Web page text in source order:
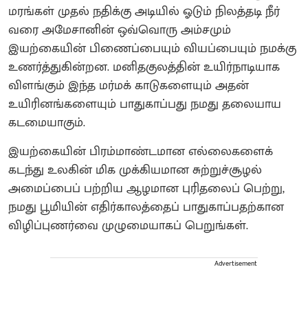
மரங்கள் முதல் நதிக்கு அடியில் ஓடும் நிலத்தடி நீர்
வரை அமேசானின் ஒவ்வொரு அம்சமும்
இயற்கையின் பிணைப்பையும் வியப்பையும் நமக்கு
உணர்த்துகின்றன. மனிதகுலத்தின் உயிர்நாடியாக
விளங்கும் இந்த மர்மக் காடுகளையும் அதன்
உயிரினங்களையும் பாதுகாப்பது நமது தலையாய
கடமையாகும்.
இயற்கையின் பிரம்மாண்டமான எல்லைகளைக்
கடந்து உலகின் மிக முக்கியமான சுற்றுச்சூழல்
அமைப்பைப் பற்றிய ஆழமான புரிதலைப் பெற்று,
நமது பூமியின் எதிர்காலத்தைப் பாதுகாப்பதற்கான
விழிப்புணர்வை முழுமையாகப் பெறுங்கள்.
Advertisement